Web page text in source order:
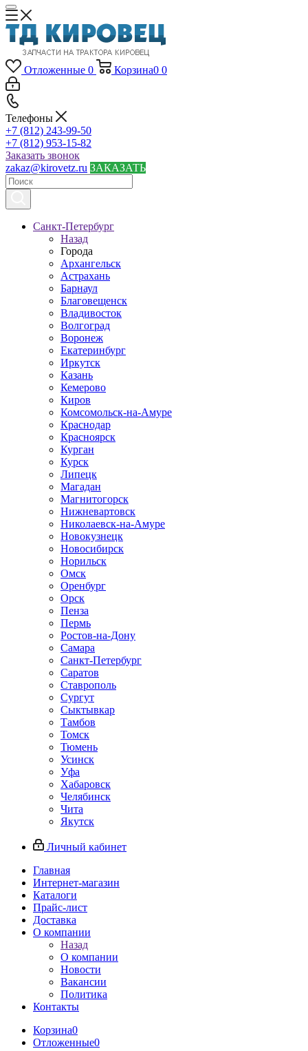
Отложенные 0 Корзина0 0
Телефоны
+7 (812) 243-99-50
+7 (812) 953-15-82
Заказать звонок
zakaz@kirovetz.ru ЗАКАЗАТЬ
Санкт-Петербург
Назад
Города
Архангельск
Астрахань
Барнаул
Благовещенск
Владивосток
Волгоград
Воронеж
Екатеринбург
Иркутск
Казань
Кемерово
Киров
Комсомольск-на-Амуре
Краснодар
Красноярск
Курган
Курск
Липецк
Магадан
Магнитогорск
Нижневартовск
Николаевск-на-Амуре
Новокузнецк
Новосибирск
Норильск
Омск
Оренбург
Орск
Пенза
Пермь
Ростов-на-Дону
Самара
Санкт-Петербург
Саратов
Ставрополь
Сургут
Сыктывкар
Тамбов
Томск
Тюмень
Усинск
Уфа
Хабаровск
Челябинск
Чита
Якутск
Личный кабинет
Главная
Интернет-магазин
Каталоги
Прайс-лист
Доставка
О компании
Назад
О компании
Новости
Вакансии
Политика
Контакты
Корзина0
Отложенные0